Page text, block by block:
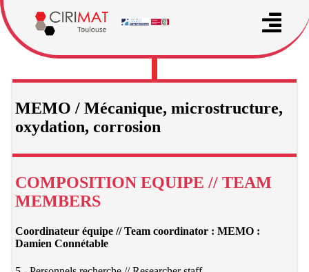
MEMO / Mécanique, microstructure,
oxydation, corrosion
COMPOSITION EQUIPE // TEAM
MEMBERS
Coordinateur équipe // Team coordinator : MEMO :
Damien Connétable